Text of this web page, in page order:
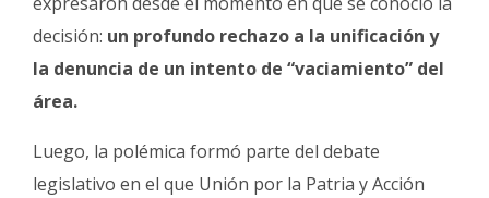
decisión: un profundo rechazo a la unificación y
la denuncia de un intento de “vaciamiento” del
área.
Luego, la polémica formó parte del debate
legislativo en el que Unión por la Patria y Acción